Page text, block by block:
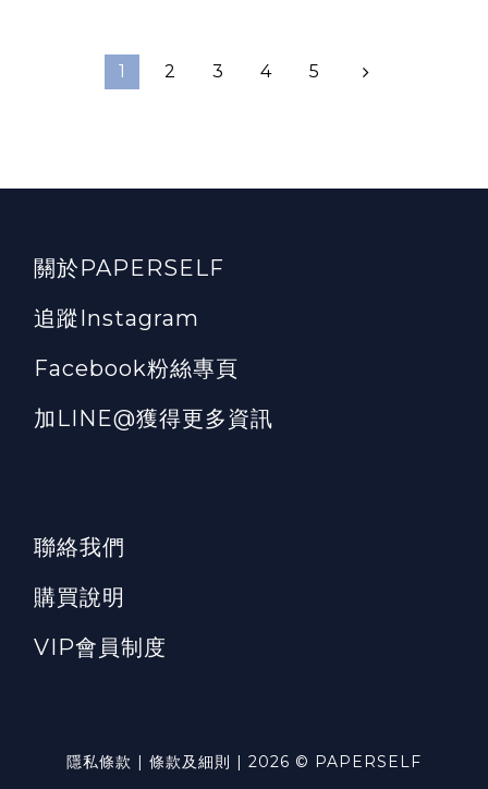
1 2 3 4 5
關於PAPERSELF
追蹤Instagram
Facebook粉絲專頁
加LINE@獲得更多資訊
聯絡我們
購買說明
VIP會員制度
隱私條款 | 條款及細則 | 2026 © PAPERSELF